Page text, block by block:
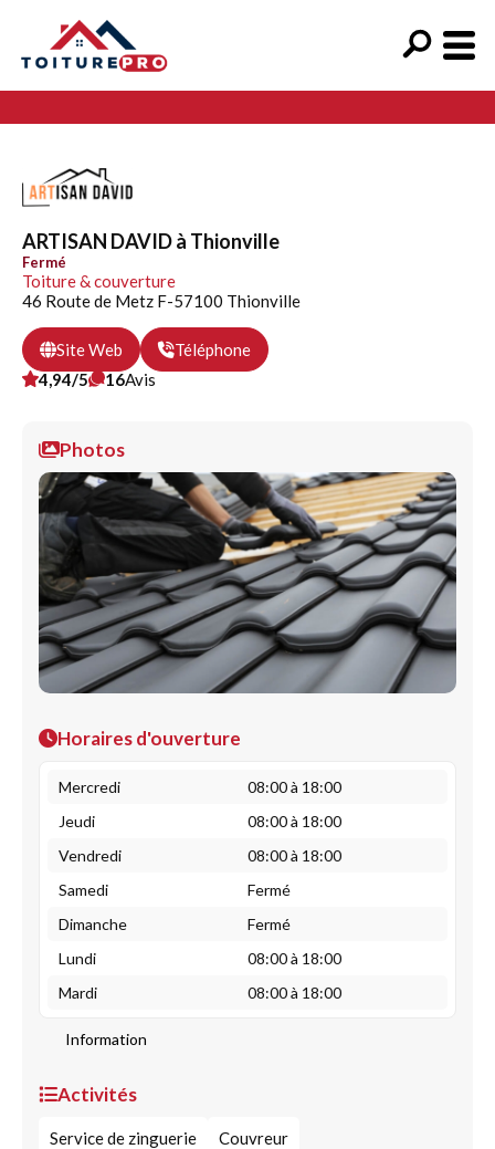
ARTISAN DAVID à Thionville
Fermé
Toiture & couverture
46 Route de Metz F-57100 Thionville
Site Web
Téléphone
4,94/5
16Avis
Photos
Horaires d'ouverture
Mercredi
08:00 à 18:00
Jeudi
08:00 à 18:00
Vendredi
08:00 à 18:00
Samedi
Fermé
Dimanche
Fermé
Lundi
08:00 à 18:00
Mardi
08:00 à 18:00
Information
Activités
Service de zinguerie Couvreur